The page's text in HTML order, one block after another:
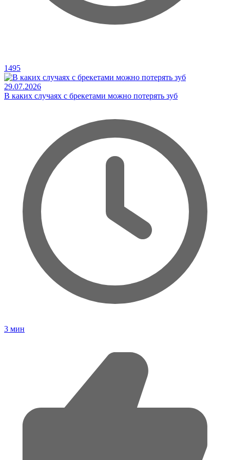
1495
29.07.2026
В каких случаях с брекетами можно потерять зуб
3 мин